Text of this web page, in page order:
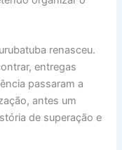
renasceu.
entregas
passaram a
antes um
de superação e